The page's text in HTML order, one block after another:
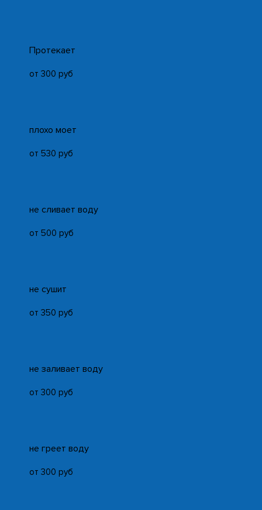
Протекает
от 300 руб
плохо моет
от 530 руб
не сливает воду
от 500 руб
не сушит
от 350 руб
не заливает воду
от 300 руб
не греет воду
от 300 руб